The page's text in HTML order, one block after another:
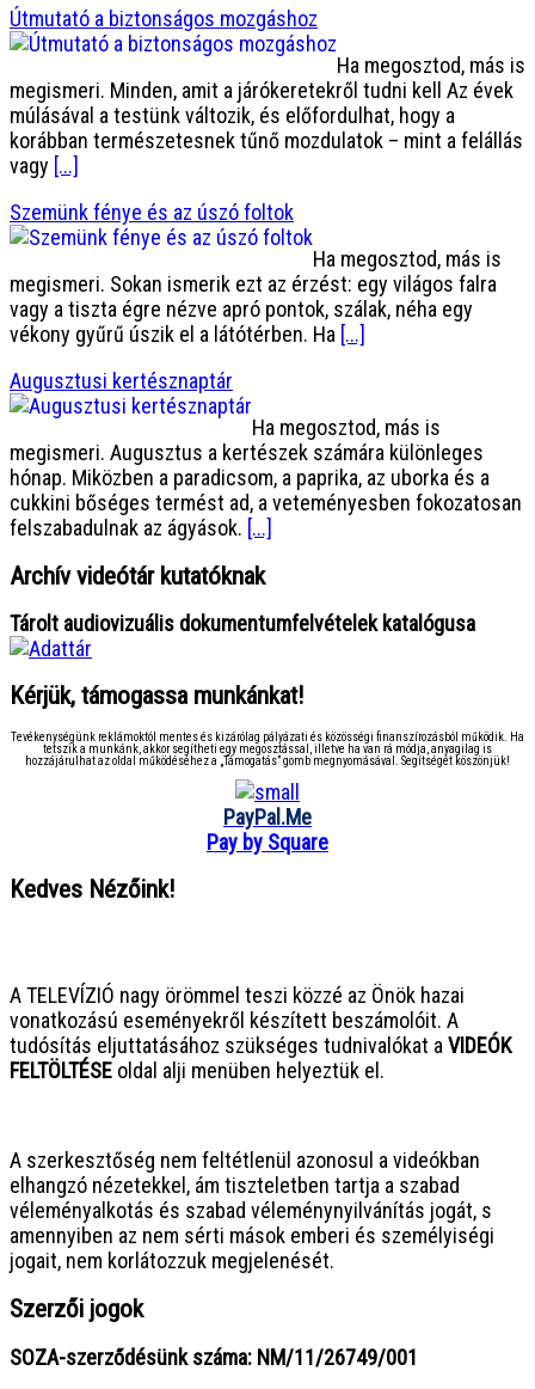
Útmutató a biztonságos mozgáshoz
Ha megosztod, más is
megismeri. Minden, amit a járókeretekről tudni kell Az évek
múlásával a testünk változik, és előfordulhat, hogy a
korábban természetesnek tűnő mozdulatok – mint a felállás
vagy [...]
Szemünk fénye és az úszó foltok
Ha megosztod, más is
megismeri. Sokan ismerik ezt az érzést: egy világos falra
vagy a tiszta égre nézve apró pontok, szálak, néha egy
vékony gyűrű úszik el a látótérben. Ha [...]
Augusztusi kertésznaptár
Ha megosztod, más is
megismeri. Augusztus a kertészek számára különleges
hónap. Miközben a paradicsom, a paprika, az uborka és a
cukkini bőséges termést ad, a veteményesben fokozatosan
felszabadulnak az ágyások. [...]
Archív videótár kutatóknak
Tárolt audiovizuális dokumentumfelvételek katalógusa
Kérjük, támogassa munkánkat!
Tevékenységünk reklámoktól mentes és kizárólag pályázati és közösségi finanszírozásból működik. Ha
tetszik a munkánk, akkor segítheti egy megosztással, illetve ha van rá módja, anyagilag is
hozzájárulhat az oldal működéséhez a „Támogatás” gomb megnyomásával. Segítségét köszönjük!
PayPal.Me
Pay by Square
Kedves Nézőink!
A TELEVÍZIÓ nagy örömmel teszi közzé az Önök hazai
vonatkozású eseményekről készített beszámolóit. A
tudósítás eljuttatásához szükséges tudnivalókat aVIDEÓK
FELTÖLTÉSE oldal alji menüben helyeztük el.
A szerkesztőség nem feltétlenül azonosul a videókban
elhangzó nézetekkel, ám tiszteletben tartja a szabad
véleményalkotás és szabad véleménynyilvánítás jogát, s
amennyiben az nem sérti mások emberi és személyiségi
jogait, nem korlátozzuk megjelenését.
Szerzői jogok
SOZA-szerződésünk száma: NM/11/26749/001